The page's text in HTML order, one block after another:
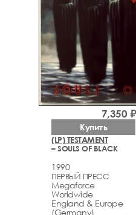
(LP) TESTAMENT
– SOULS OF BLACK
1990
ПЕРВЫЙ ПРЕСС
Megaforce
Worldwide
England & Europe
(Germany)
7,350 ₽
Купить